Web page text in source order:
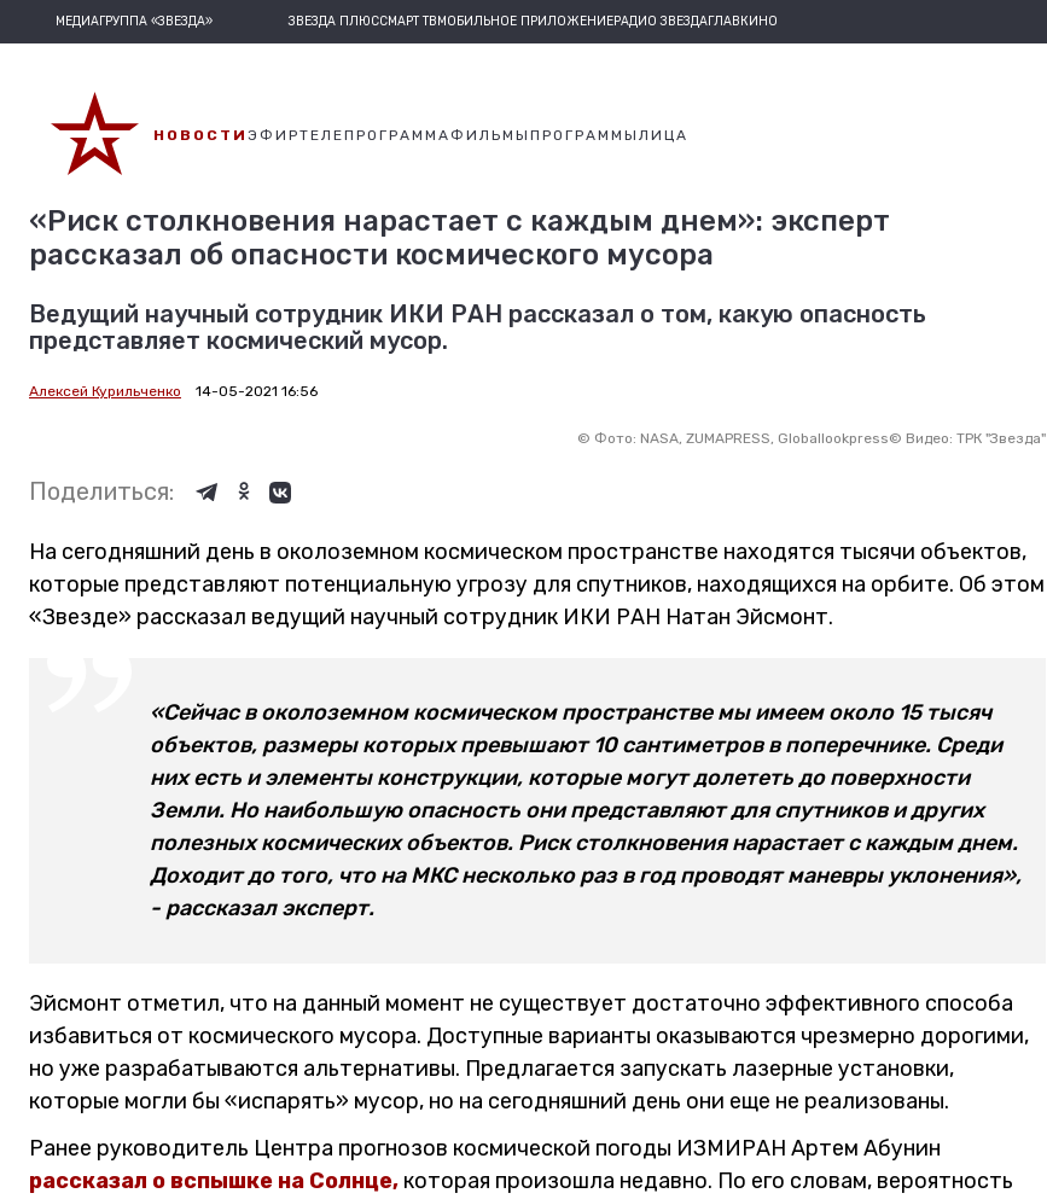
МЕДИАГРУППА «ЗВЕЗДА» ЗВЕЗДА ПЛЮССМАРТ ТВМОБИЛЬНОЕ ПРИЛОЖЕНИЕРАДИО ЗВЕЗДАГЛАВКИНО
НОВОСТИ ЭФИРТЕЛЕПРОГРАММАФИЛЬМЫ ПРОГРАММЫ ЛИЦА
«Риск столкновения нарастает с каждым днем»: эксперт
рассказал об опасности космического мусора
Ведущий научный сотрудник ИКИ РАН рассказал о том, какую опасность
представляет космический мусор.
Алексей Курильченко 14-05-2021 16:56
© Фото: NASA, ZUMAPRESS, Globallookpress© Видео: ТРК "Звезда"
Поделиться:
На сегодняшний день в околоземном космическом пространстве находятся тысячи объектов,
которые представляют потенциальную угрозу для спутников, находящихся на орбите. Об этом
«Звезде» рассказал ведущий научный сотрудник ИКИ РАН Натан Эйсмонт.
«Сейчас в околоземном космическом пространстве мы имеем около 15 тысяч
объектов, размеры которых превышают 10 сантиметров в поперечнике. Среди
них есть и элементы конструкции, которые могут долететь до поверхности
Земли. Но наибольшую опасность они представляют для спутников и других
полезных космических объектов. Риск столкновения нарастает с каждым днем.
Доходит до того, что на МКС несколько раз в год проводят маневры уклонения»,
- рассказал эксперт.
Эйсмонт отметил, что на данный момент не существует достаточно эффективного способа
избавиться от космического мусора. Доступные варианты оказываются чрезмерно дорогими,
но уже разрабатываются альтернативы. Предлагается запускать лазерные установки,
которые могли бы «испарять» мусор, но на сегодняшний день они еще не реализованы.
Ранее руководитель Центра прогнозов космической погоды ИЗМИРАН Артем Абунин
рассказал о вспышке на Солнце, которая произошла недавно. По его словам, вероятность